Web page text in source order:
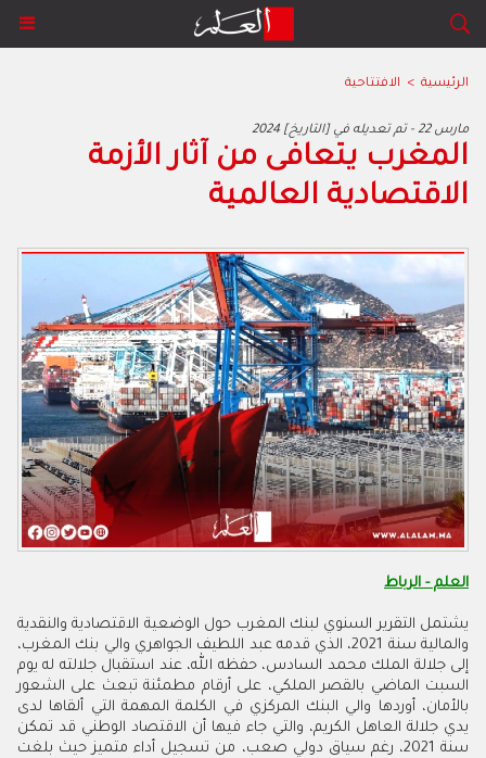
الرئيسية > الافتتاحية
2024 مارس 22 - تم تعديله في [التاريخ]
‬الاقتصادية‭ ‬العالمية
العلم - الرباط
يشتمل التقرير السنوي لبنك المغرب حول الوضعية الاقتصادية والنقدية
والمالية سنة 2021، الذي قدمه عبد اللطيف الجواهري والي بنك المغرب،
إلى جلالة الملك محمد السادس، حفظه الله، عند استقبال جلالته له يوم
السبت الماضي بالقصر الملكي، على أرقام مطمئنة تبعث على الشعور
بالأمان، أوردها والي البنك المركزي في الكلمة المهمة التي ألقاها لدى
يدي جلالة العاهل الكريم، والتي جاء فيها أن الاقتصاد الوطني قد تمكن
سنة 2021، رغم سياق دولي صعب، من تسجيل أداء متميز حيث بلغت